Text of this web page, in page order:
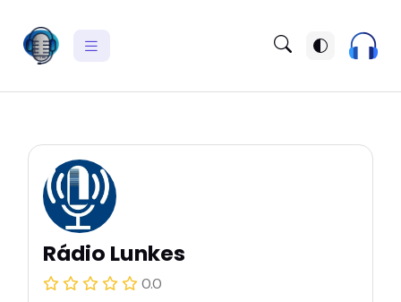
Rádio Lunkes
0.0